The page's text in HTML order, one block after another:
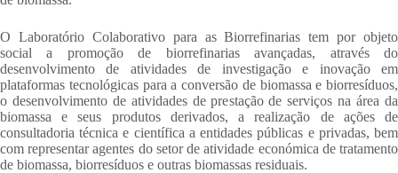
O Laboratório Colaborativo para as Biorrefinarias tem por objeto
social a promoção de biorrefinarias avançadas, através do
desenvolvimento de atividades de investigação e inovação em
plataformas tecnológicas para a conversão de biomassa e biorresíduos,
o desenvolvimento de atividades de prestação de serviços na área da
biomassa e seus produtos derivados, a realização de ações de
consultadoria técnica e científica a entidades públicas e privadas, bem
com representar agentes do setor de atividade económica de tratamento
de biomassa, biorresíduos e outras biomassas residuais.